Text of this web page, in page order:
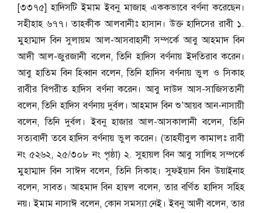
[৩৩৭৫] হাদিসটি ইমাম ইবনু মাজাহ এককভাবে বর্ণনা করেছেন।
সহীহাহ ৬৭৭। তাহকীক আলবানীঃ হাসান। উক্ত হাদিসের রাবী ১.
মুহাম্মাদ বিন সুলায়ম আল-আসবাহানী সম্পর্কে আবু আহমাদ বিন
আদী আল-জুরজানী বলেন, তিনি হাদিস বর্ণনায় ইদতিরাব করেন।
আবু হাতিম বিন হিব্বান বলেন, তিনি হাদিস বর্ণনায় ভুল ও সিকাহ
রাবীর বিপরীত হাদিস বর্ণনা করেন। আবু দাউদ আস-সাজিসতানী
বলেন, তিনি হাদিস বর্ণনায় দুর্বল। আহমাদ বিন শু’আয়ব আন-নাসায়ী
বলেন, তিনি দুর্বল। ইবনু হাজার আল-আসকালানী বলেন, তিনি
সত্যবাদী তবে হাদিস বর্ণনায় ভুল করেন। (তাহযীবুল কামালঃ রাবী
নং ৫২৬২, ২৫/৩০৮ নং পৃষ্ঠা) ২. সুহায়ল বিন আবু সালিহ সম্পর্কে
মুহাম্মাদ বিন সাঈদ বলেন, তিনি সিকাহ। সুফইয়ান বিন উয়াইনাহ
বলেন, সাবত। আহমাদ বিন হাম্বল বলেন, তার বর্ণিত হাদিস সহিহ
নয়। ইমাম নাসাঈ বলেন, কোন সমস্যা নেই। ইবনু আদী বলেন, তার